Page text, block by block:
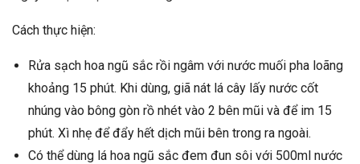
Cách thực hiện:
Rửa sạch hoa ngũ sắc rồi ngâm với nước muối pha loãng
khoảng 15 phút. Khi dùng, giã nát lá cây lấy nước cốt
nhúng vào bông gòn rồ nhét vào 2 bên mũi và để im 15
phút. Xì nhẹ để đẩy hết dịch mũi bên trong ra ngoài.
Có thể dùng lá hoa ngũ sắc đem đun sôi với 500ml nước